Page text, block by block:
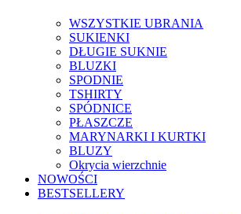
WSZYSTKIE UBRANIA
SUKIENKI
DŁUGIE SUKNIE
BLUZKI
SPODNIE
TSHIRTY
SPÓDNICE
PŁASZCZE
MARYNARKI I KURTKI
BLUZY
Okrycia wierzchnie
NOWOŚCI
BESTSELLERY